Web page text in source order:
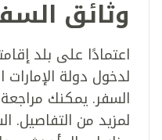
وثائق
اعتمادًا على بلد
لدخول دولة الإمارات
السفر. يمكنك
لمزيد من التفاصيل.